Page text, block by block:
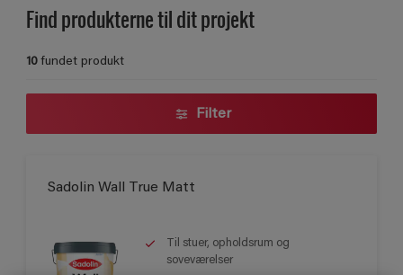
Find produkterne til dit projekt
10fundet produkt
Filter
Sadolin Wall True Matt
Til stuer, opholdsrum og
soveværelser